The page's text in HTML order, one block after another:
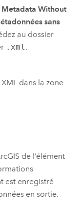
Metadata Without
sans
au dossier
.xml .
dans la zone
de l’élément
est enregistré
en sortie.